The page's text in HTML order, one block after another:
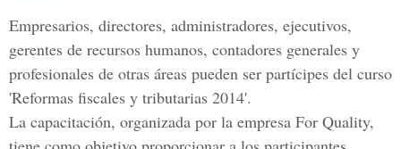
Empresarios, directores, administradores, ejecutivos,
gerentes de recursos humanos, contadores generales y
profesionales de otras áreas pueden ser partícipes del curso
'Reformas fiscales y tributarias 2014'.
La capacitación, organizada por la empresa For Quality,